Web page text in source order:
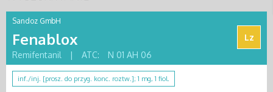
Sandoz GmbH
Fenablox
Lz
Remifentanil
| ATC: N 01 AH 06
inf./inj. [prosz. do przyg. konc. roztw.]; 1 mg, 1 fiol.